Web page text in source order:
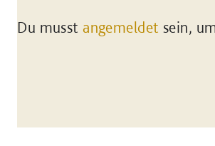
Du musstangemeldet sein,